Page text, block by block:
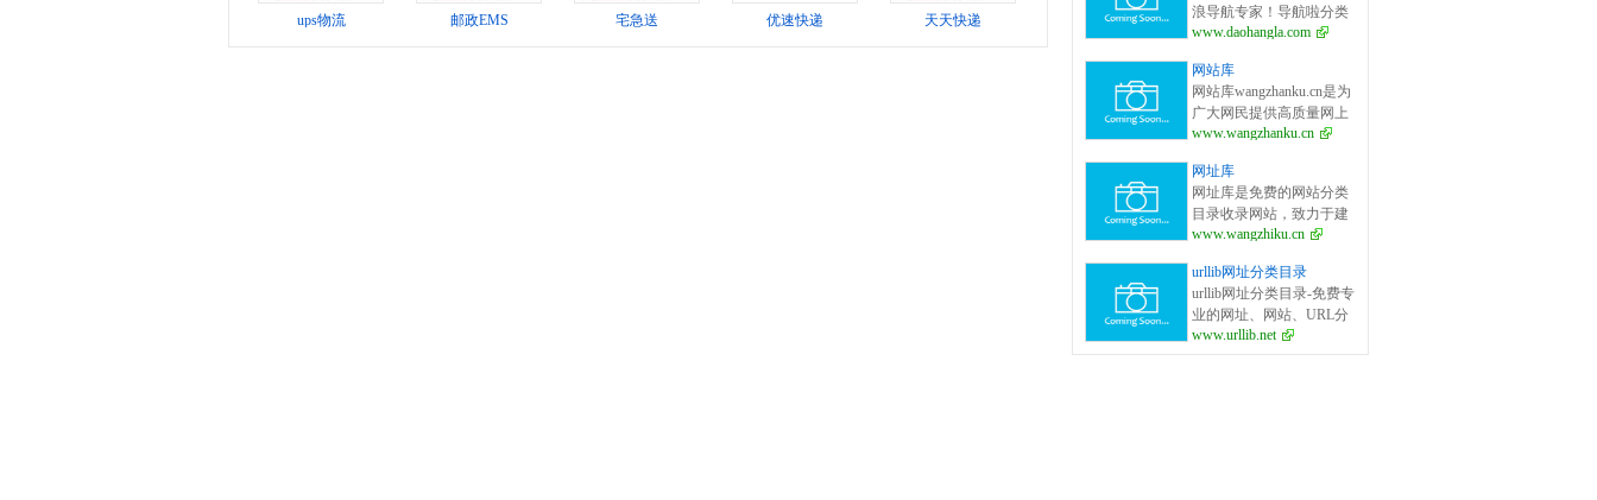
ups物流 邮政EMS 宅急送 优速快递 天天快递
服务、网站黄页、网上娱
乐冲浪导航网站。
浪导航专家！导航啦分类
目录－专业提供为广大站
目录平台，收集国内外、
各行业优秀正规网站,全人
工编辑收录，为百度、谷
歌、有道、搜狗、必应等
搜索引擎提供索引参考, 同
时也是站长推广网站值得
信任选择的平台。
www.daohangla.com
网站库
网站库wangzhanku.cn是为
广大网民提供高质量网上
娱乐冲浪导航网站，汇聚
学习等网站让广大网民轻
松畅游互联网，同时面向
广大互联网站长提供免费
的网址收录、免费网站收
录、免费外链平台。
www.wangzhanku.cn
网址库
网址库是免费的网站分类
目录收录网站，致力于建
立全面的网址库平台：免
国内外各行业优秀的网站
网址,让你轻松畅游互联
网，找到您想要的网站、
信息资源；加入网址库让
www.wangzhiku.cn
urllib网址分类目录
urllib网址分类目录-免费专
业的网址、网站、URL分
类目录_提交网址、网站、
www.urllib.net